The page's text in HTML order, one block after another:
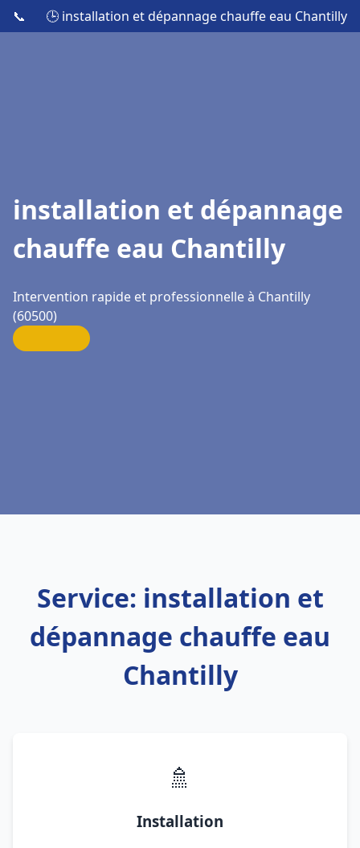
📞 🕒 installation et dépannage chauffe eau Chantilly
installation et dépannage
chauffe eau Chantilly
Intervention rapide et professionnelle à Chantilly
(60500)
Service: installation et
dépannage chauffe eau
Chantilly
🚿
Installation